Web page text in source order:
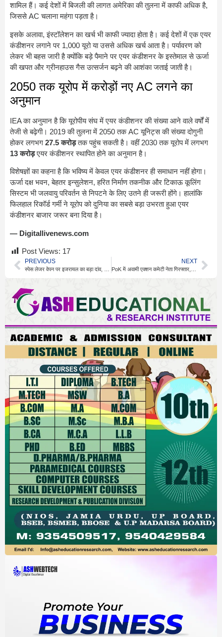
शामिल हैं। कई देशों में बिजली की लागत अमेरिका की तुलना में काफी अधिक है,
जिससे AC चलाना महंगा पड़ता है।
इसके अलावा, इंस्टॉलेशन का खर्च भी काफी ज्यादा होता है। कई देशों में एक एयर
कंडीशनर लगाने पर 1,000 यूरो या उससे अधिक खर्च आता है। पर्यावरण को
लेकर भी बहस जारी है क्योंकि बड़े पैमाने पर एयर कंडीशनर के इस्तेमाल से ऊर्जा
की खपत और ग्रीनहाउस गैस उत्सर्जन बढ़ने की आशंका जताई जाती है।
2050 तक यूरोप में करोड़ों नए AC लगने का
अनुमान
IEA का अनुमान है कि यूरोपीय संघ में एयर कंडीशनर की संख्या आने वाले वर्षों में
तेजी से बढ़ेगी। 2019 की तुलना में 2050 तक AC यूनिट्स की संख्या दोगुनी
होकर लगभग 27.5 करोड़तक पहुंच सकती है। वहीं 2030 तक यूरोप में लगभग
13 करोड़एयर कंडीशनर स्थापित होने का अनुमान है।
विशेषज्ञों का कहना है कि भविष्य में केवल एयर कंडीशनर ही समाधान नहीं होगा।
ऊर्जा दक्ष भवन, बेहतर इन्सुलेशन, हरित निर्माण तकनीक और टिकाऊ कूलिंग
सिस्टम भी जलवायु परिवर्तन से निपटने के लिए उतने ही जरूरी होंगे। हालांकि
फिलहाल रिकॉर्ड गर्मी ने यूरोप को दुनिया का सबसे बड़ा उभरता हुआ एयर
कंडीशनर बाजार जरूर बना दिया है।
— Digitallivenews.com
Post Views: 17
PREVIOUS NEXT